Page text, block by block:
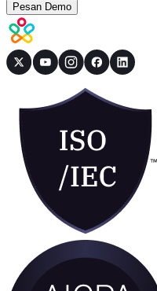
Pesan Demo